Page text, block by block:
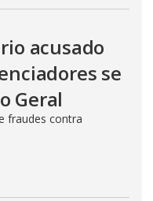
acusado
se
Geral
fraudes contra